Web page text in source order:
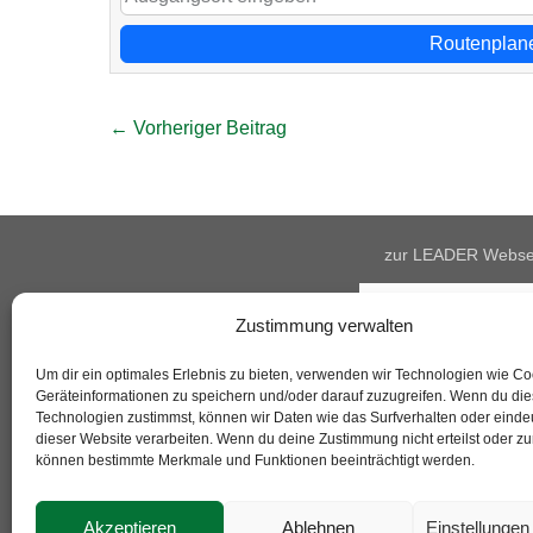
Zustimmung verwalten
Um dir ein optimales Erlebnis zu bieten, verwenden wir Technologien wie
Geräteinformationen zu speichern und/oder darauf zuzugreifen. Wenn du
Technologien zustimmst, können wir Daten wie das Surfverhalten oder
dieser Website verarbeiten. Wenn du deine Zustimmung nicht erteilst oder
können bestimmte Merkmale und Funktionen beeinträchtigt werden.
Akzeptieren Ablehnen
Beitragsnavigation
← Vorheriger Beitrag
zur LEADER